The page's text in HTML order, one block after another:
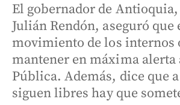
El gobernador de
Julián Rendón, aseguró que
movimiento de los internos
mantener en máxima alerta
Pública. Además, dice que
siguen libres hay que